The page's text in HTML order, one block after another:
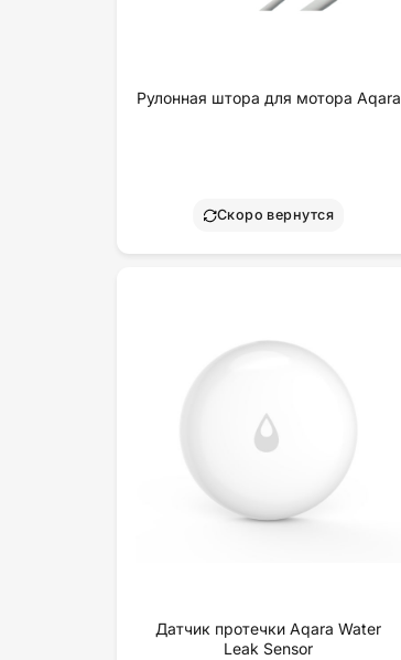
Рулонная штора для мотора Aqara
Скоро вернутся
Датчик протечки Aqara Water
Leak Sensor